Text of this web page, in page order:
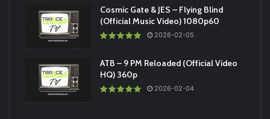
Cosmic Gate & JES – Flying Blind
(Official Music Video) 1080p60
2026-02-05
ATB – 9 PM Reloaded (Official Video
HQ) 360p
2026-02-04